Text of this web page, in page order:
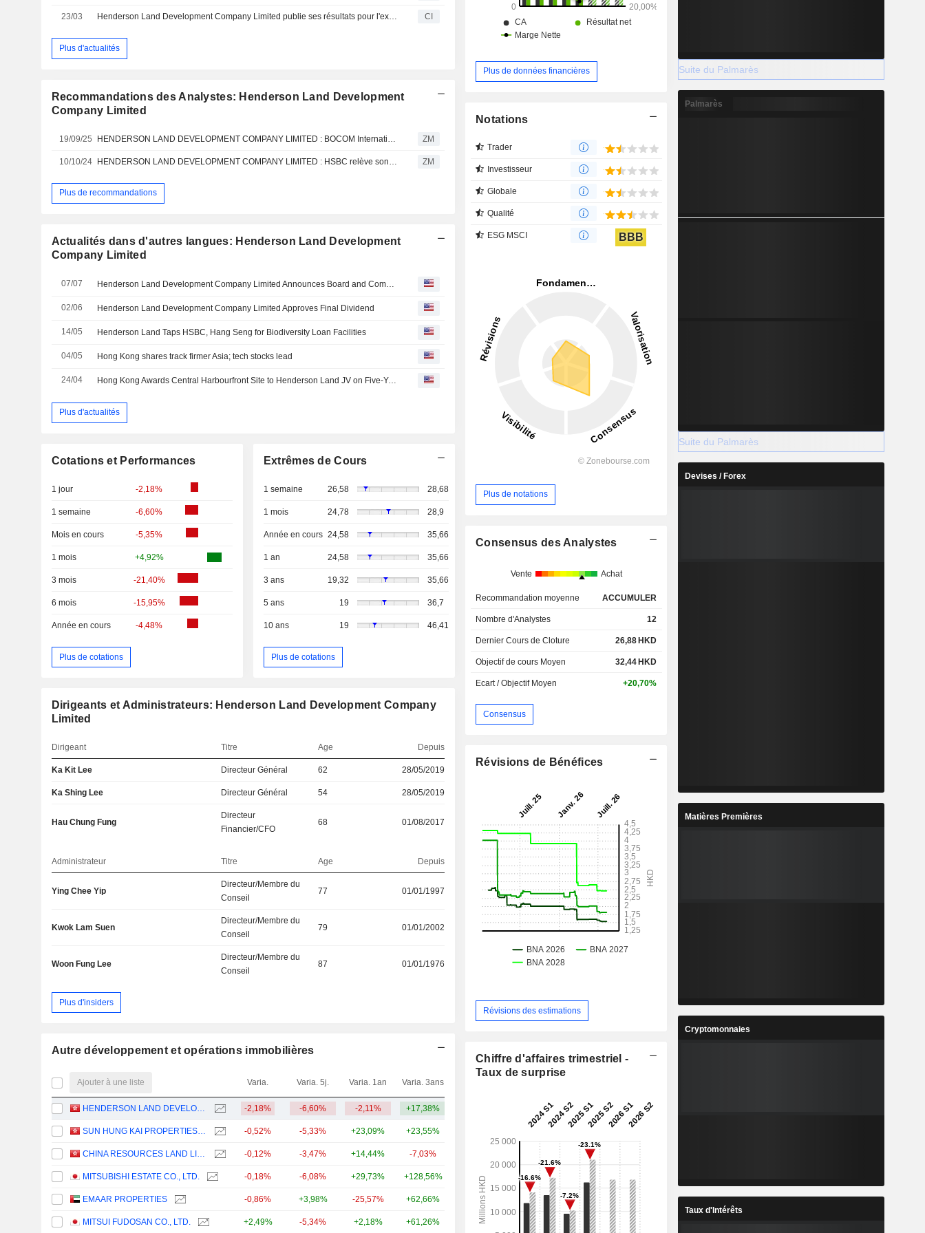
23/03 Henderson Land Development Company Limited publie ses résultats pour l'exercice clos le 31 décembre 2025 CI
Plus d'actualités
Recommandations des Analystes: Henderson Land Development
Company Limited
19/09/25 ZM
10/10/24 ZM
Plus de recommandations
Actualités dans d'autres langues: Henderson Land Development
Company Limited
07/07
02/06 Henderson Land Development Company Limited Approves Final Dividend
14/05 Henderson Land Taps HSBC, Hang Seng for Biodiversity Loan Facilities
04/05 Hong Kong shares track firmer Asia; tech stocks lead
24/04 Hong Kong Awards Central Harbourfront Site to Henderson Land JV on Five-Year Lease
Plus d'actualités
Cotations et Performances
1 jour -2,18%
1 semaine -6,60%
Mois en cours -5,35%
1 mois +4,92%
3 mois -21,40%
6 mois -15,95%
Année en cours -4,48%
Plus de cotations
Extrêmes de Cours
1 semaine 26,58 28,68
1 mois 24,78 28,9
Année en cours 24,58 35,66
1 an 24,58 35,66
3 ans 19,32 35,66
5 ans 19 36,7
10 ans 19 46,41
Plus de cotations
Dirigeants et Administrateurs: Henderson Land Development Company
Limited
Dirigeant Titre Age Depuis
Ka Kit Lee Directeur Général 62 28/05/2019
Ka Shing Lee Directeur Général 54 28/05/2019
Hau Chung Fung
Directeur
Financier/CFO
68 01/08/2017
Administrateur Titre Age Depuis
Ying Chee Yip
Directeur/Membre du
Conseil
77 01/01/1997
Kwok Lam Suen
Directeur/Membre du
Conseil
79 01/01/2002
Woon Fung Lee
Directeur/Membre du
Conseil
87 01/01/1976
Plus d'insiders
Autre développement et opérations immobilières
Ajouter à une liste Varia. Varia. 5j. Varia. 1an Varia. 3ans
HENDERSON LAND DEVELOPMENT COMPANY LIMITED -2,18% -6,60% -2,11% +17,38%
SUN HUNG KAI PROPERTIES LIMITED -0,52% -5,33% +23,09% +23,55%
CHINA RESOURCES LAND LIMITED -0,12% -3,47% +14,44% -7,03%
MITSUBISHI ESTATE CO., LTD. -0,18% -6,08% +29,73% +128,56% 29,17 Md
EMAAR PROPERTIES -0,86% +3,98% -25,57% +62,66% 27,91 Md
MITSUI FUDOSAN CO., LTD. +2,49% -5,34% +2,18% +61,26% 25,28 Md
Plus de données financières
Notations
Trader
Investisseur
Globale
Qualité
ESG MSCI BBB
Plus de notations
Consensus des Analystes
Vente Achat
Recommandation moyenne ACCUMULER
Nombre d'Analystes 12
Dernier Cours de Cloture 26,88 HKD
Objectif de cours Moyen 32,44 HKD
Ecart / Objectif Moyen +20,70%
Consensus
Révisions de Bénéfices
Révisions des estimations
Chiffre d'affaires trimestriel -
Taux de surprise
Suite du Palmarès
Palmarès
Suite du Palmarès
Devises / Forex
Matières Premières
Cryptomonnaies
Taux d'Intérêts